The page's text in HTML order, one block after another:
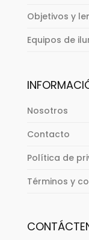
Objetivos y
Equipos de
Nosotros
Contacto
Política de
Términos y